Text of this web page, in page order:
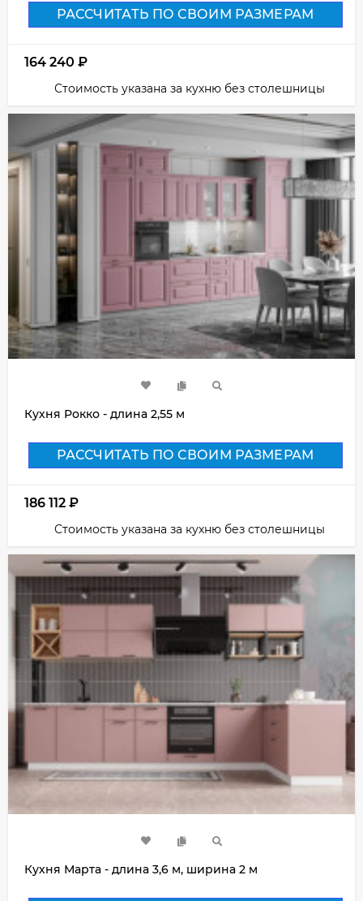
РАССЧИТАТЬ ПО СВОИМ РАЗМЕРАМ
164 240 ₽
Стоимость указана за кухню без столешницы
Кухня Рокко - длина 2,55 м
РАССЧИТАТЬ ПО СВОИМ РАЗМЕРАМ
186 112 ₽
Стоимость указана за кухню без столешницы
Кухня Марта - длина 3,6 м, ширина 2 м